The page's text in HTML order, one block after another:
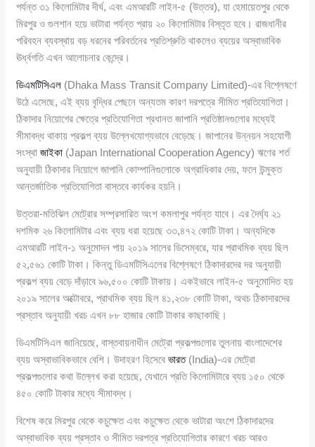
পর্যন্ত ৩১ কিলোমিটার দীর্ঘ, এবং এমআরটি লাইন-৫ (উত্তর), যা হেমায়েতপুর থেকে
মিরপুর ও গুলশান হয়ে ভাটারা পর্যন্ত প্রায় ২০ কিলোমিটার বিস্তৃত হবে। রাজধানীর
পরিবহন ব্যবস্থায় বড় ধরনের পরিবর্তনের প্রতিশ্রুতি থাকলেও ব্যয়ের অস্বাভাবিক
ঊর্ধ্বগতি এখন আলোচনার কেন্দ্রে।
ডিএমটিসিএল (Dhaka Mass Transit Company Limited)-এর বিশ্লেষণে
উঠে এসেছে, এই ব্যয় বৃদ্ধির পেছনে অন্যতম কারণ দরপত্রে সীমিত প্রতিযোগিতা।
ঠিকাদার নিয়োগের ক্ষেত্রে প্রতিযোগিতা প্রধানত জাপানি প্রতিষ্ঠানগুলোর মধ্যেই
সীমাবদ্ধ থাকায় প্রকল্প ব্যয় উল্লেখযোগ্যভাবে বেড়েছে। জাপানের উন্নয়ন সহযোগী
সংস্থাজাইকা (Japan International Cooperation Agency) ঋণের শর্ত
অনুযায়ী ঠিকাদার নিয়োগে জাপানি কোম্পানিগুলোকে অগ্রাধিকার দেয়, ফলে উন্মুক্ত
আন্তর্জাতিক প্রতিযোগিতা বাস্তবে কার্যকর হয়নি।
উত্তরা-মতিঝিল মেট্রোর সম্প্রসারিত অংশ কমলাপুর পর্যন্ত যাবে। এর দৈর্ঘ্য ২১
দশমিক ২৬ কিলোমিটার এবং ব্যয় ধরা হয়েছে ৩৩,৪৭২ কোটি টাকা। অন্যদিকে
এমআরটি লাইন-১ অনুমোদন পায় ২০১৯ সালের ডিসেম্বরে, যার প্রাথমিক ব্যয় ছিল
৫২,৫৬১ কোটি টাকা। কিন্তু ডিএমটিসিএলের বিশ্লেষণে ঠিকাদারদের দর অনুযায়ী
প্রকল্প ব্যয় বেড়ে দাঁড়াবে ৯৬,৫০০ কোটি টাকায়। একইভাবে লাইন-৫ অনুমোদিত হয়
২০১৯ সালের অক্টোবরে, প্রাথমিক ব্যয় ছিল ৪১,২৩৮ কোটি টাকা, অথচ ঠিকাদারদের
প্রস্তাব অনুযায়ী খরচ এখন ৮৮ হাজার কোটি টাকার কাছাকাছি।
ডিএমটিসিএল জানিয়েছে, বাস্তবায়নাধীন মেট্রো প্রকল্পগুলোর তুলনায় বাংলাদেশের
ব্যয় অস্বাভাবিকভাবে বেশি। উদাহরণ হিসেবেভারত(India)-এর মেট্রো
প্রকল্পগুলোর কথা উল্লেখ করা হয়েছে, যেখানে প্রতি কিলোমিটারে ব্যয় ১৫০ থেকে
৪৫০ কোটি টাকার মধ্যে সীমাবদ্ধ।
বিশেষ করে মিরপুর থেকে কচুক্ষেত এবং কচুক্ষেত থেকে ভাটারা অংশে ঠিকাদারদের
অস্বাভাবিক ব্যয় প্রস্তাব ও সীমিত দরপত্র প্রতিযোগিতার কারণে খরচ আরও